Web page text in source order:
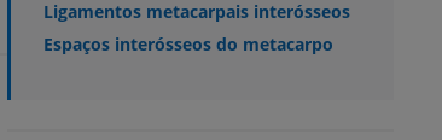
Ligamentos metacarpais interósseos
Espaços interósseos do metacarpo